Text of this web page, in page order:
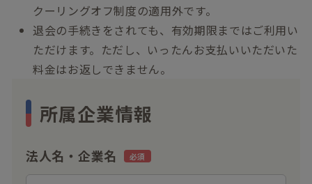
クーリングオフ制度の適用外です。
退会の手続きをされても、有効期限まではご利用い
ただけます。ただし、いったんお支払いいただいた
料金はお返しできません。
所属企業情報
法人名・企業名